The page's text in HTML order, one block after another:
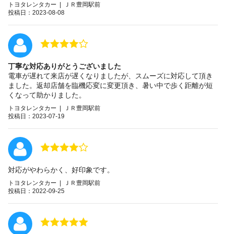
トヨタレンタカー | ＪＲ豊岡駅前
投稿日：2023-08-08
丁寧な対応ありがとうございました
電車が遅れて来店が遅くなりましたが、スムーズに対応して頂き
ました。返却店舗を臨機応変に変更頂き、暑い中で歩く距離が短
くなって助かりました。
トヨタレンタカー | ＪＲ豊岡駅前
投稿日：2023-07-19
対応がやわらかく、好印象です。
トヨタレンタカー | ＪＲ豊岡駅前
投稿日：2022-09-25